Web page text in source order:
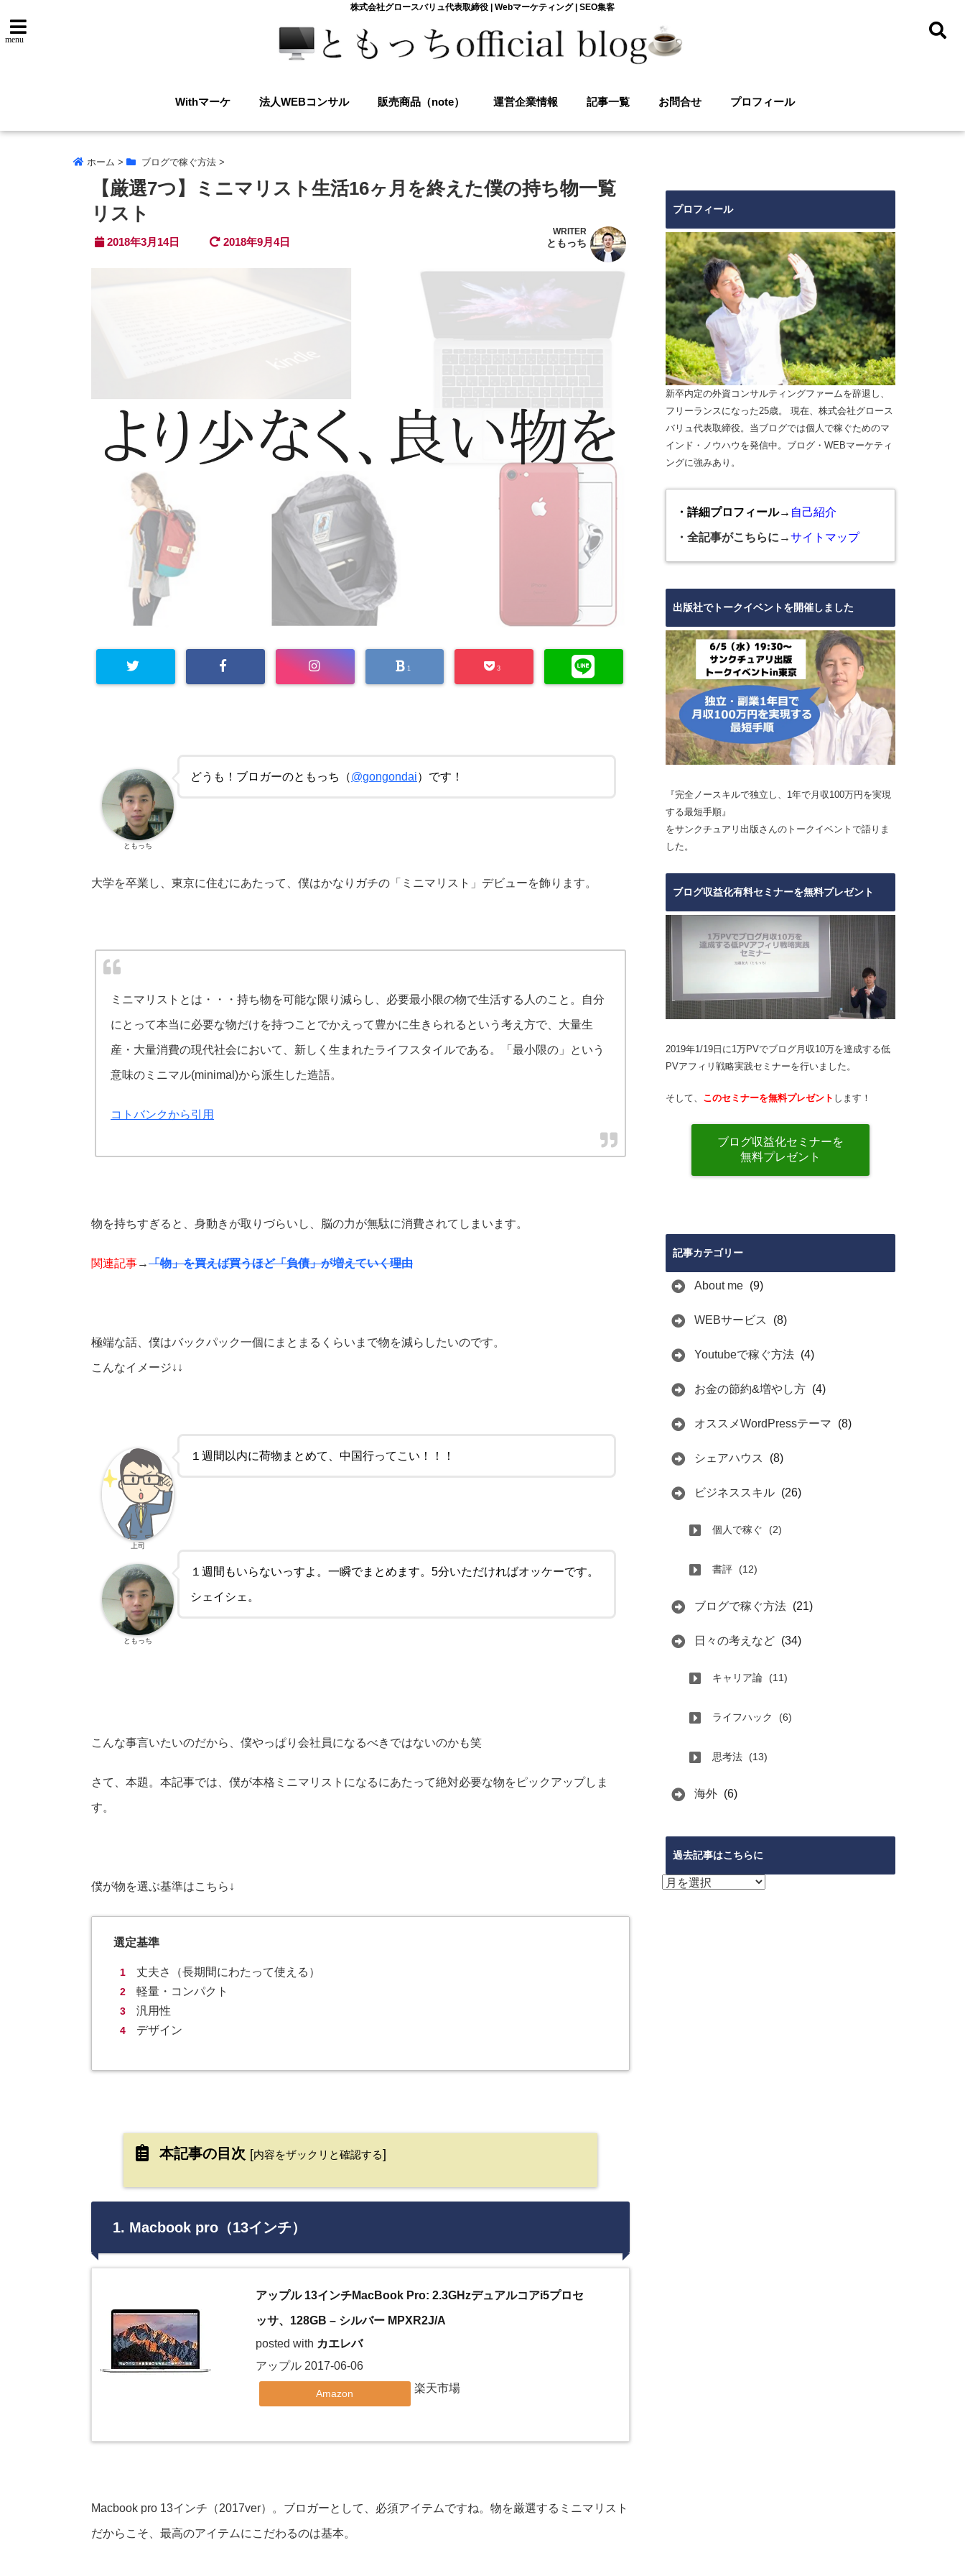
株式会社グロースバリュ代表取締役 | Webマーケティング | SEO集客
menu
Withマーケ 法人WEBコンサル 販売商品（note） 運営企業情報 記事一覧 お問合せ プロフィール
ホーム > ブログで稼ぐ方法 >
【厳選7つ】ミニマリスト生活16ヶ月を終えた僕の持ち物一覧
リスト
2018年3月14日 2018年9月4日
WRITER
ともっち
1 3
どうも！ブロガーのともっち（@gongondai）です！
ともっち
大学を卒業し、 東京に住むにあたって、僕はかなりガチの「ミニマリスト」デビューを飾ります。
ミニマリストとは・・・ 持ち物を可能な限り減らし、必要最小限の物で生活する人のこと。 自分
にとって本当に必要な物だけを持つことでかえって豊かに生きられるという考え方で、大量生
産・大量消費の現代社会において、新しく生まれたライフスタイルである。「最小限の」という
意味のミニマル(minimal)から派生した造語。
コトバンクから引用
物を持ちすぎると、身動きが取りづらいし、脳の力が無駄に消費されてしまいます。
関連記事→「物」を買えば買うほど「負債」が増えていく理由
極端な話、僕はバックパック一個にまとまるくらいまで物を減らしたいのです。
こんなイメージ↓↓
１週間以内に荷物まとめて、中国行ってこい！！！
上司
１週間もいらないっすよ。一瞬でまとめます。5分いただければオッケーです。
シェイシェ。
ともっち
こんな事言いたいのだから、僕やっぱり会社員になるべきではないのかも笑
さて、本題。 本記事では、僕が本格ミニマリストになるにあたって絶対必要な物をピックアップしま
す。
僕が物を選ぶ基準はこちら↓
選定基準
丈夫さ（長期間にわたって使える）
軽量・コンパクト
汎用性
デザイン
本記事の目次 [内容をザックリと確認する]
1. Macbook pro（13インチ）
アップル 13インチMacBook Pro: 2.3GHzデュアルコアi5プロセ
ッサ、128GB – シルバー MPXR2J/A
posted with カエレバ
アップル 2017-06-06
Amazon 楽天市場
Macbook pro 13インチ（2017ver）。ブロガーとして、必須アイテムですね。 物を厳選するミニマリスト
だからこそ、最高のアイテムにこだわるのは基本。
プロフィール
新卒内定の外資コンサルティングファームを辞退し、
フリーランスになった25歳。 現在、株式会社グロース
バリュ代表取締役。当ブログでは個人で稼ぐためのマ
インド・ノウハウを発信中。ブログ・WEBマーケティ
ングに強みあり。
・詳細プロフィール→ 自己紹介
・全記事がこちらに→サイトマップ
出版社でトークイベントを開催しました
『完全ノースキルで独立し、1年で月収100万円を実現
する最短手順』
をサンクチュアリ出版さんのトークイベントで語りま
した。
ブログ収益化有料セミナーを無料プレゼント
2019年1/19日に1万PVでブログ月収10万を達成する低
PVアフィリ戦略実践セミナーを行いました。
そして、 このセミナーを無料プレゼント します！
ブログ収益化セミナーを
無料プレゼント
記事カテゴリー
About me (9)
WEBサービス (8)
Youtubeで稼ぐ方法 (4)
お金の節約&増やし方 (4)
オススメWordPressテーマ (8)
シェアハウス (8)
ビジネススキル (26)
個人で稼ぐ (2)
書評 (12)
ブログで稼ぐ方法 (21)
日々の考えなど (34)
キャリア論 (11)
ライフハック (6)
思考法 (13)
海外 (6)
過去記事はこちらに
過